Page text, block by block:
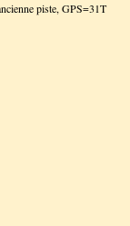
piste, GPS=31T